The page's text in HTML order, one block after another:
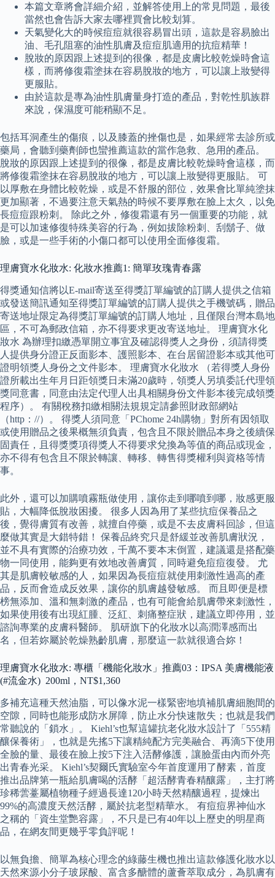
本篇文章將會詳細介紹，並解答使用上的常見問題，最後
當然也會告訴大家去哪裡買會比較划算。
天氣變化大的時候痘痘就很容易冒出頭，這款是容易臉出
油、毛孔阻塞的油性肌膚及痘痘肌適用的抗痘精華！
脫妝的原因跟上述提到的很像，都是皮膚比較乾燥時會這
樣，而將修復霜塗抹在容易脫妝的地方，可以讓上妝變得
更服貼。
由於這款是專為油性肌膚量身打造的產品，對乾性肌族群
來說，保濕度可能稍顯不足。
包括耳洞產生的傷痕，以及膝蓋的挫傷也是，如果經常去診所或
藥局，會聽到藥劑師也蠻推薦這款的當作急救、急用的產品。
脫妝的原因跟上述提到的很像，都是皮膚比較乾燥時會這樣，而
將修復霜塗抹在容易脫妝的地方，可以讓上妝變得更服貼。 可
以厚敷在身體比較乾燥，或是不舒服的部位，效果會比單純塗抹
更加顯著，不過要注意天氣熱的時候不要厚敷在臉上太久，以免
長痘痘跟粉刺。 除此之外，修復霜還有另一個重要的功能，就
是可以加速修復特殊美容的行為，例如拔除粉刺、刮鬍子、做
臉，或是一些手術的小傷口都可以使用全面修復霜。
理膚寶水化妝水: 化妝水推薦1: 簡單玫瑰青春露
得獎通知信將以E-mail寄送至得獎訂單編號的訂購人提供之信箱
或發送簡訊通知至得獎訂單編號的訂購人提供之手機號碼，贈品
寄送地址限定為得獎訂單編號的訂購人地址，且僅限台灣本島地
區，不可為郵政信箱，亦不得要求更改寄送地址。 理膚寶水化
妝水 為辦理扣繳憑單開立事宜及確認得獎人之身份，須請得獎
人提供身分證正反面影本、護照影本、在台居留證影本或其他可
證明領獎人身份之文件影本。 理膚寶水化妝水 （若得獎人身份
證所載出生年月日距領獎日未滿20歲時，領獎人另填委託代理領
獎同意書，同意由法定代理人出具相關身份文件影本後完成領獎
程序）。 有關稅務扣繳相關法規規定請參照財政部網站
（http：//）。 得獎人須同意「PChome 24h購物」對所有因領取
或使用贈品之後果概無須負責，包含且不限於贈品本身之後續保
固責任，且得獎獎項得獎人不得要求兌換為等值的商品或現金，
亦不得有包含且不限於轉讓、轉移、轉售得獎權利與資格等情
事。
此外，還可以加購噴霧瓶做使用，讓你走到哪噴到哪，妝感更服
貼，大幅降低脫妝困擾。 很多人因為用了某些抗痘保養品之
後，覺得膚質有改善，就擅自停藥，或是不去皮膚科回診，但這
麼做其實是大錯特錯！ 保養品終究只是舒緩並改善肌膚狀況，
並不具有實際的治療功效，千萬不要本末倒置，建議還是搭配藥
物一同使用，能夠更有效地改善膚質，同時避免痘痘復發。 尤
其是肌膚較敏感的人，如果因為長痘痘就使用刺激性過高的產
品，反而會造成反效果，讓你的肌膚越發敏感。 而且即便是標
榜無添加、溫和無刺激的產品，也有可能會給肌膚帶來刺激性，
如果使用後有出現紅腫、泛紅、刺痛整症狀，建議立即停用，並
諮詢專業的皮膚科醫師。 肌研旗下的化妝水以高潤澤感而出
名，但若妳屬於乾燥熟齡肌膚，那麼這一款就很適合妳！
理膚寶水化妝水: 專櫃「機能化妝水」推薦03：IPSA 美膚機能液
(#流金水) 200ml，NT$1,360
多補充這種天然油脂，可以像水泥一樣緊密地填補肌膚細胞間的
空隙，同時也能形成防水屏障，防止水分快速散失；也就是我們
常聽說的「鎖水」。 Kiehl’s也幫這罐抗老化妝水設計了「555精
釀保養術」，也就是先搖5下讓精純配方完美融合、再滴5下使用
全臉的量、最後在臉上按5下注入活酵修護，讓臉蛋由內而外亮
出青春光采。 Kiehl’s契爾氏實驗室今年首度運用了酵素，首度
推出品牌第一瓶給肌膚喝的活酵「超活酵青春精釀露」，主打將
珍稀蕓薹屬植物種子經過長達120小時天然精釀過程，提煉出
99%的高濃度天然活酵，屬於抗老型精華水。 有痘痘界神仙水
之稱的「資生堂艷容露」，不只是已有40年以上歷史的明星商
品，在網友間更幾乎零負評呢！
以無負擔、簡單為核心理念的綠藤生機也推出這款修護化妝水以
天然來源小分子玻尿酸、富含多醣體的蘆薈萃取成分，為肌膚有